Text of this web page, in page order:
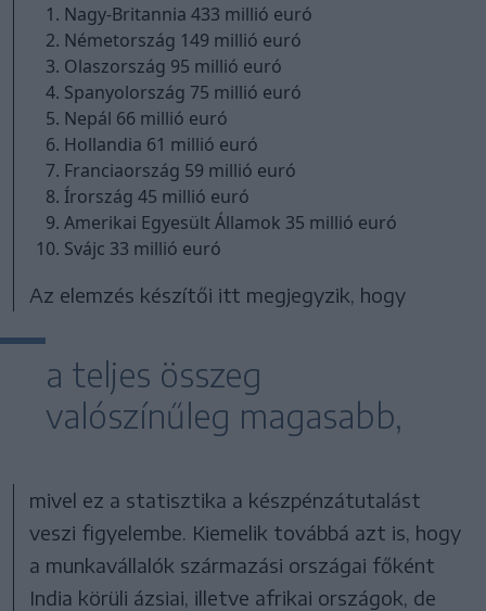
Nagy-Britannia 433 millió euró
Németország 149 millió euró
Olaszország 95 millió euró
Spanyolország 75 millió euró
Nepál 66 millió euró
Hollandia 61 millió euró
Franciaország 59 millió euró
Írország 45 millió euró
Amerikai Egyesült Államok 35 millió euró
Svájc 33 millió euró
Az elemzés készítői itt megjegyzik, hogy
a teljes összeg
valószínűleg magasabb,
mivel ez a statisztika a készpénzátutalást
veszi figyelembe. Kiemelik továbbá azt is, hogy
a munkavállalók származási országai főként
India körüli ázsiai, illetve afrikai országok, de